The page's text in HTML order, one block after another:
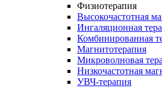
Физиотерапия
Высокочастотная
Ингаляционная
Комбинированная
Магнитотерапия
Микроволновая
Низкочастотная
УВЧ-терапия